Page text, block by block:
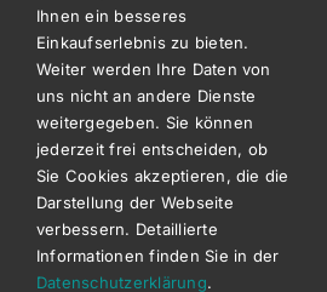
Impressum
AGB
© Copyright 2026 |
wirmachenwebs.de
Ihnen ein besseres
Einkaufserlebnis zu bieten.
Weiter werden Ihre Daten von
uns nicht an andere Dienste
weitergegeben. Sie können
jederzeit frei entscheiden, ob
Sie Cookies akzeptieren, die die
Darstellung der Webseite
verbessern. Detaillierte
Informationen finden Sie in der
Datenschutzerklärung.